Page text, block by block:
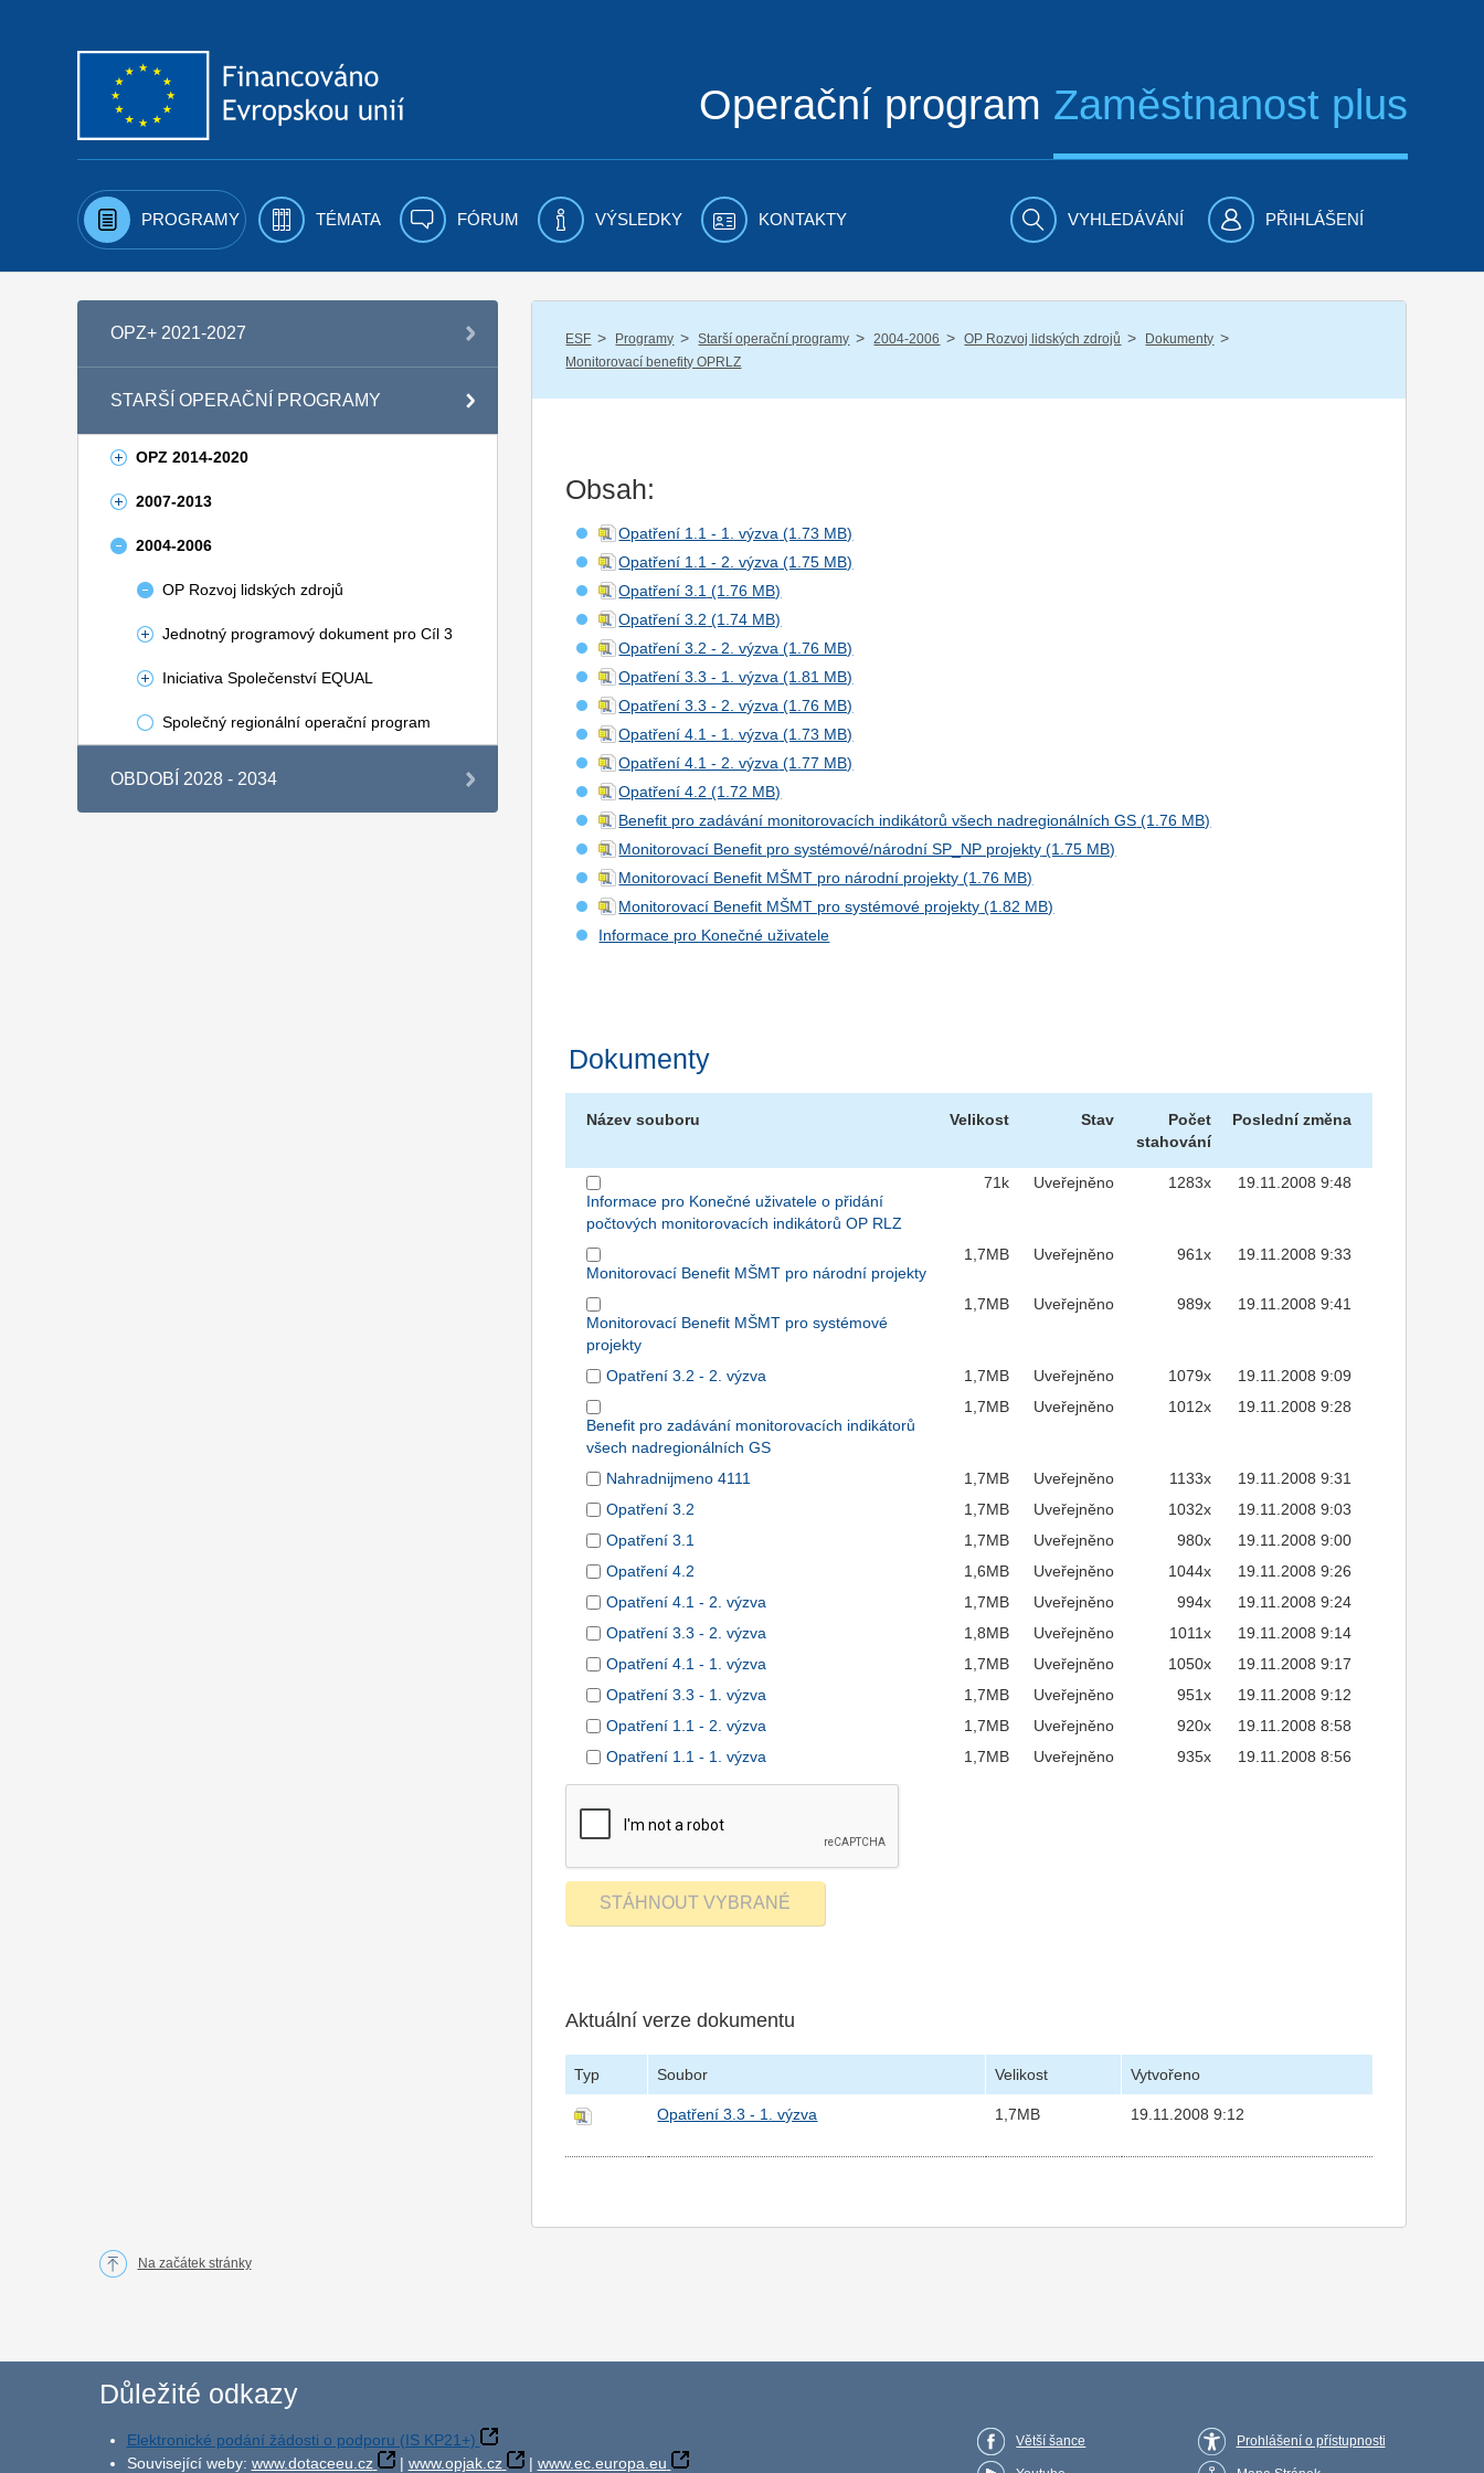
Operační program Zaměstnanost plus
PROGRAMY TÉMATA FÓRUM VÝSLEDKY KONTAKTY VYHLEDÁVÁNÍ PŘIHLÁŠENÍ
OPZ+ 2021-2027
STARŠÍ OPERAČNÍ PROGRAMY
OPZ 2014-2020
2007-2013
2004-2006
OP Rozvoj lidských zdrojů
Jednotný programový dokument pro Cíl 3
Iniciativa Společenství EQUAL
Společný regionální operační program
OBDOBÍ 2028 - 2034
ESF / Programy / Starší operační programy / 2004-2006 / OP Rozvoj lidských zdrojů / Dokumenty /
Monitorovací benefity OPRLZ
Obsah:
Opatření 1.1 - 1. výzva
Opatření 1.1 - 2. výzva
Opatření 3.1
Opatření 3.2
Opatření 3.2 - 2. výzva
Opatření 3.3 - 1. výzva
Opatření 3.3 - 2. výzva
Opatření 4.1 - 1. výzva
Opatření 4.1 - 2. výzva
Opatření 4.2
Benefit pro zadávání monitorovacích indikátorů všech nadregionálních GS
Monitorovací Benefit pro systémové/národní SP_NP projekty
Monitorovací Benefit MŠMT pro národní projekty
Monitorovací Benefit MŠMT pro systémové projekty
Informace pro Konečné uživatele
Dokumenty
Název souboru Velikost Stav
Počet
stahování
Poslední změna
Informace pro Konečné uživatele o přidání
počtových monitorovacích indikátorů OP RLZ
71k Uveřejněno 1283x 19.11.2008 9:48
Monitorovací Benefit MŠMT pro národní projekty
1,7MB Uveřejněno 961x 19.11.2008 9:33
Monitorovací Benefit MŠMT pro systémové
projekty
1,7MB Uveřejněno 989x 19.11.2008 9:41
Opatření 3.2 - 2. výzva 1,7MB Uveřejněno 1079x 19.11.2008 9:09
Benefit pro zadávání monitorovacích indikátorů
všech nadregionálních GS
1,7MB Uveřejněno 1012x 19.11.2008 9:28
Nahradnijmeno 4111 1,7MB Uveřejněno 1133x
19.11.2008 9:31
Opatření 3.2
1,7MB Uveřejněno 1032x
19.11.2008 9:03
Opatření 3.1
1,7MB Uveřejněno 980x
19.11.2008 9:00
Opatření 4.2
1,6MB Uveřejněno 1044x
19.11.2008 9:26
Opatření 4.1 - 2. výzva
1,7MB Uveřejněno 994x
19.11.2008 9:24
Opatření 3.3 - 2. výzva
1,8MB Uveřejněno 1011x
19.11.2008 9:14
Opatření 4.1 - 1. výzva
1,7MB Uveřejněno 1050x
19.11.2008 9:17
Opatření 3.3 - 1. výzva
1,7MB Uveřejněno 951x
19.11.2008 9:12
Opatření 1.1 - 2. výzva
1,7MB Uveřejněno 920x
19.11.2008 8:58
Opatření 1.1 - 1. výzva
1,7MB Uveřejněno 935x 19.11.2008 8:56
Aktuální verze dokumentu
Typ Soubor Velikost Vytvořeno
Opatření 3.3 - 1. výzva 1,7MB 19.11.2008 9:12
Na začátek stránky
Důležité odkazy
Elektronické podání žádosti o podporu (IS KP21+)
Související weby: www.dotaceeu.cz | www.opjak.cz | www.ec.europa.eu
Větší šance Prohlášení o přístupnosti